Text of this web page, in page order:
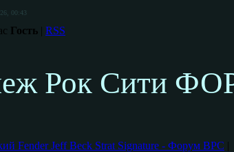
00:43
Гость | RSS
Рок Сити
Fender Jeff Beck Strat Signature - Форум ВРС |